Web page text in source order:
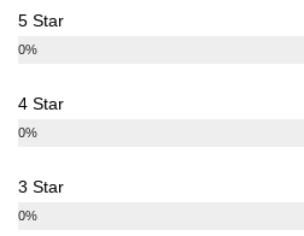
5 Star
0%
4 Star
0%
3 Star
0%